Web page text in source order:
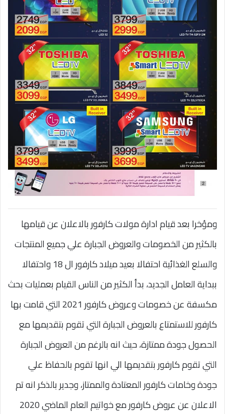
ومؤخرا بعد قيام ادارة مولات كارفور بالاعلان عن قيامها
بالكثير من الخصومات والعروض الجبارة علي جميع المنتجات
والسلع الغذائية احتفالا بعيد ميلاد كارفور ال 18 واحتفالا
ببداية العامل الجديد، بدأ الكثير من الناس القيام بعمليات بحث
مكسفة عن خصومات وعروض كارفور 2021 التي قامت بها
كارفور للاستمتاع بالعروض الجبارة التي تقوم بتقديمها مع
الحصول جودة ممتازة، حيث انه بالرغم من العروض الجبارة
التي تقوم كارفور بتقديمها الي انها تقوم بالحفاظ علي
جودة وخامات كارفور المعتادة والممتاز، وجدير بالذكر انه تم
الاعلان عن عروض كارفور مع خواتيم العام الماضي 2020